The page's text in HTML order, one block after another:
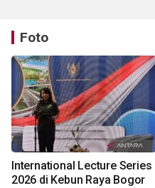
Foto
International Lecture Series
2026 di Kebun Raya Bogor